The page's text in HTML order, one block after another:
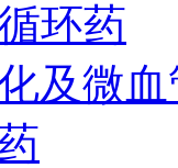
环药
及微